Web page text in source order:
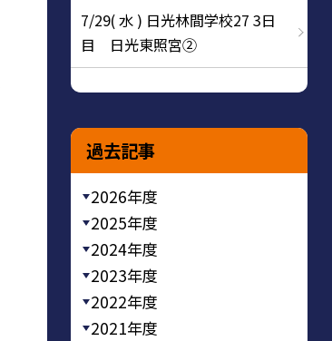
7/29( 水 ) 日光林間学校27 3日
目 日光東照宮②
過去記事
2026年度
2025年度
2024年度
2023年度
2022年度
2021年度